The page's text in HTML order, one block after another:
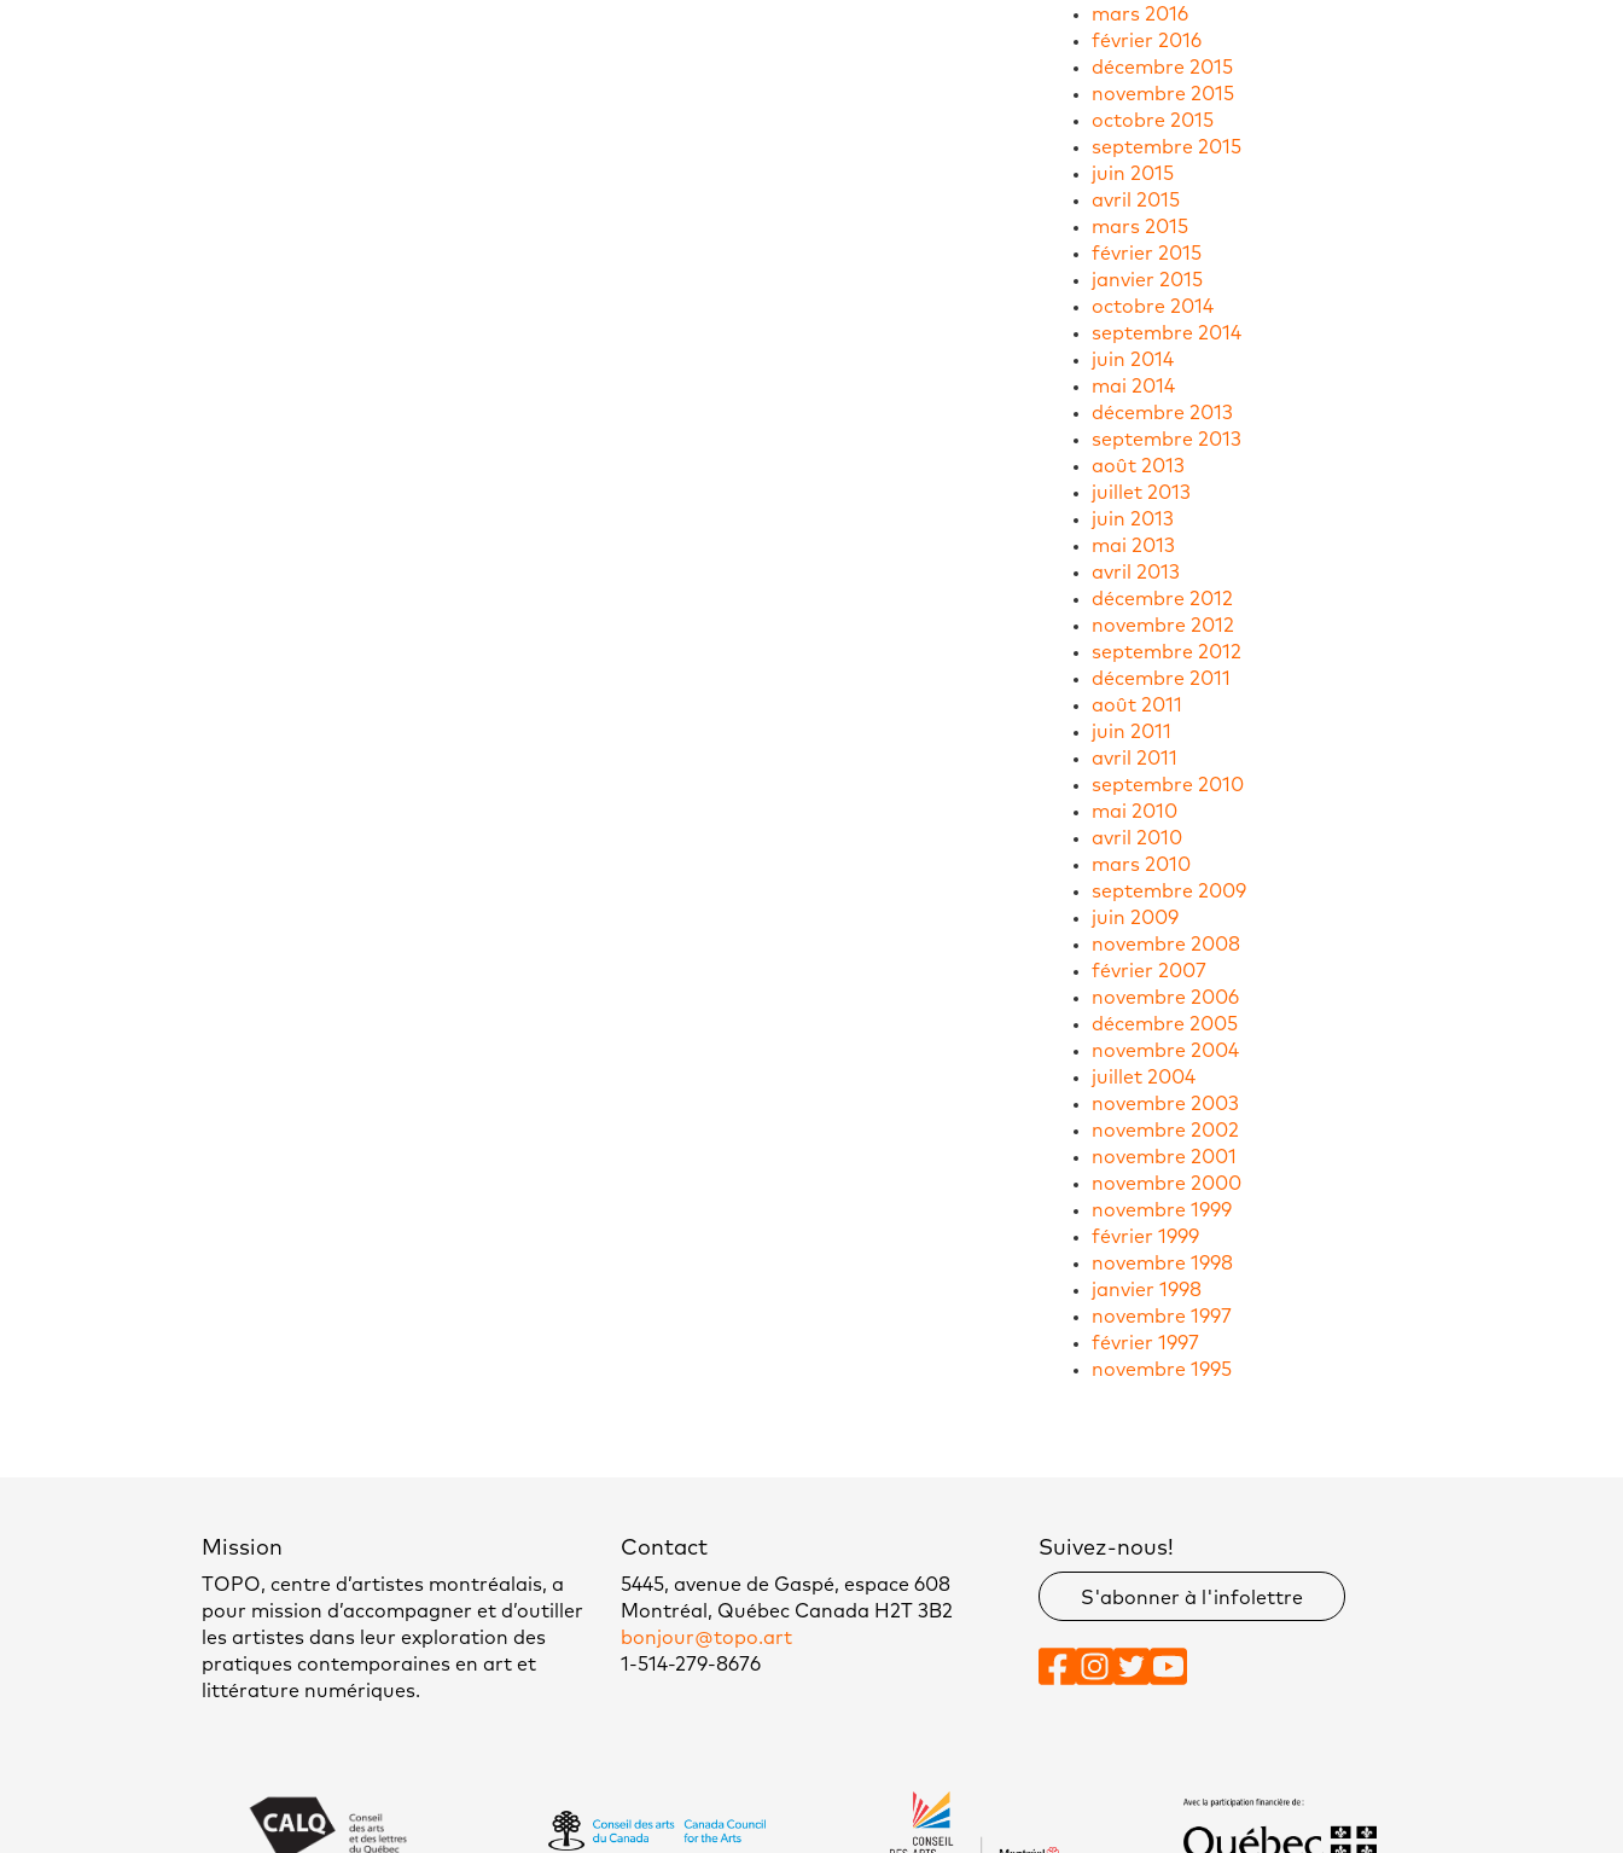
mars 2016
février 2016
décembre 2015
novembre 2015
octobre 2015
septembre 2015
juin 2015
avril 2015
mars 2015
février 2015
janvier 2015
octobre 2014
septembre 2014
juin 2014
mai 2014
décembre 2013
septembre 2013
août 2013
juillet 2013
juin 2013
mai 2013
avril 2013
décembre 2012
novembre 2012
septembre 2012
décembre 2011
août 2011
juin 2011
avril 2011
septembre 2010
mai 2010
avril 2010
mars 2010
septembre 2009
juin 2009
novembre 2008
février 2007
novembre 2006
décembre 2005
novembre 2004
juillet 2004
novembre 2003
novembre 2002
novembre 2001
novembre 2000
novembre 1999
février 1999
novembre 1998
janvier 1998
novembre 1997
février 1997
novembre 1995
Mission
TOPO, centre d’artistes montréalais, a
pour mission d’accompagner et d’outiller
les artistes dans leur exploration des
pratiques contemporaines en art et
littérature numériques.
Contact
5445, avenue de Gaspé, espace 608
Montréal, Québec Canada H2T 3B2
bonjour@topo.art
1-514-279-8676
Suivez-nous!
S'abonner à l'infolettre